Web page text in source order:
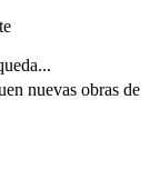
nuevas obras de